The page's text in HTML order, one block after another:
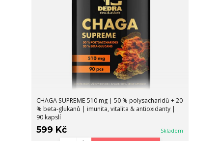
CHAGA SUPREME 510 mg | 50 % polysacharidů + 20
% beta-glukanů | imunita, vitalita & antioxidanty |
90 kapslí
599 Kč Skladem